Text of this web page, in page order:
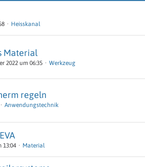
Heisskanal
Material
2022 um 06:35 Werkzeug
regeln
Anwendungstechnik
13:04 Material